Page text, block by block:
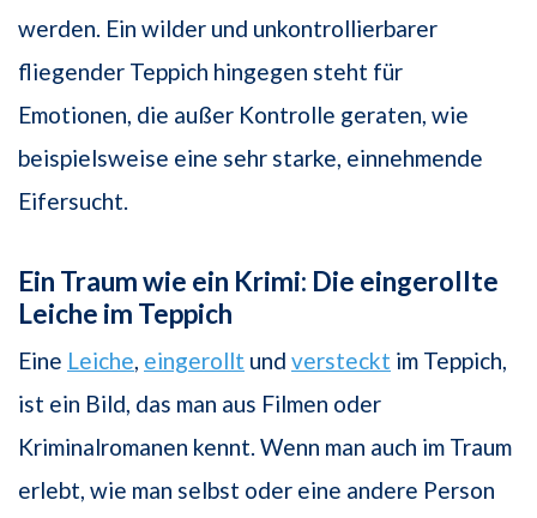
werden. Ein wilder und unkontrollierbarer
fliegender Teppich hingegen steht für
Emotionen, die außer Kontrolle geraten, wie
beispielsweise eine sehr starke, einnehmende
Eifersucht.
Ein Traum wie ein Krimi: Die eingerollte
Leiche im Teppich
Eine Leiche, eingerollt und versteckt im Teppich,
ist ein Bild, das man aus Filmen oder
Kriminalromanen kennt. Wenn man auch im Traum
erlebt, wie man selbst oder eine andere Person